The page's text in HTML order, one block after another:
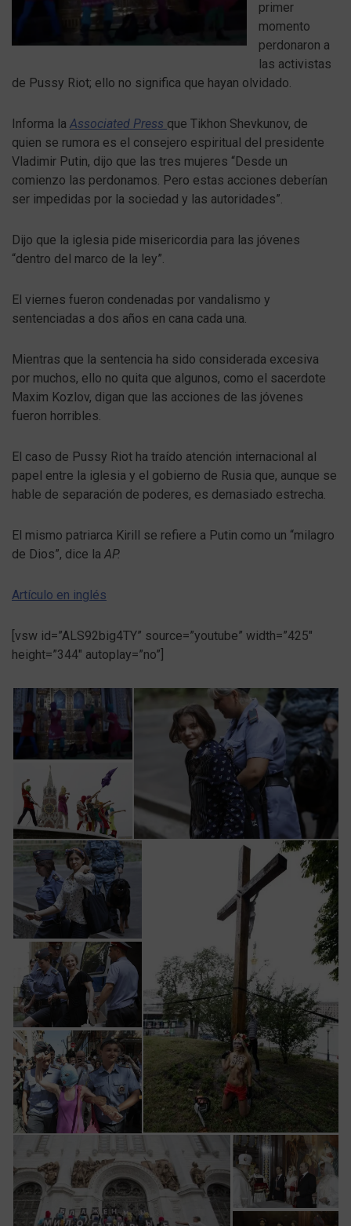
primer
momento
perdonaron a
las activistas
de Pussy Riot; ello no significa que hayan olvidado.
Informa la Associated Press que Tikhon Shevkunov, de
quien se rumora es el consejero espiritual del presidente
Vladimir Putin, dijo que las tres mujeres “Desde un
comienzo las perdonamos. Pero estas acciones deberían
ser impedidas por la sociedad y las autoridades”.
Dijo que la iglesia pide misericordia para las jóvenes
“dentro del marco de la ley”.
El viernes fueron condenadas por vandalismo y
sentenciadas a dos años en cana cada una.
Mientras que la sentencia ha sido considerada excesiva
por muchos, ello no quita que algunos, como el sacerdote
Maxim Kozlov, digan que las acciones de las jóvenes
fueron horribles.
El caso de Pussy Riot ha traído atención internacional al
papel entre la iglesia y el gobierno de Rusia que, aunque se
hable de separación de poderes, es demasiado estrecha.
El mismo patriarca Kirill se refiere a Putin como un “milagro
de Dios”, dice la AP.
Artículo en inglés
[vsw id=”ALS92big4TY” source=”youtube” width=”425″
height=”344″ autoplay=”no”]